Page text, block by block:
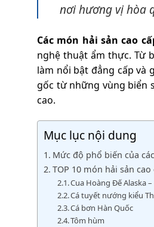
nơi hương vị hòa
Các món hải sản cao
nghệ thuật ẩm thực. Từ
làm nổi bật đẳng cấp và
gốc từ những vùng biển
cao.
Mục lục nội dung
Mức độ phổ biến của
TOP 10 món hải sản
Cua Hoàng Đế Alaska
Cá tuyết nướng kiểu
Cá bơn Hàn Quốc
Tôm hùm